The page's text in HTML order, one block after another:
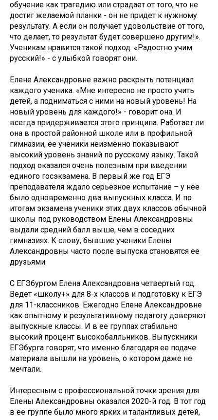
обучение как трагедию или страдает от того, что не
достиг желаемой планки - он не придет к нужному
результату. А если он получает удовольствие от того,
что делает, то результат будет совершено другим!».
Ученикам нравится такой подход. «Радостно учим
русский!» - с улыбкой говорят они.
Елене Александровне важно раскрыть потенциал
каждого ученика. «Мне интересно не просто учить
детей, а подниматься с ними на новый уровень! На
новый уровень для каждого!» - говорит она. И
всегда придерживается этого принципа. Работает ли
она в простой районной школе или в профильной
гимназии, ее ученики неизменно показывают
высокий уровень знаний по русскому языку. Такой
подход оказался очень полезным при введении
единого госэкзамена. В первый же год ЕГЭ
преподавателя ждало серьезное испытание – у нее
было одновременно два выпускных класса. И по
итогам экзамена ученики этих двух классов обычной
школы под руководством Елены Александровны
выдали средний балл выше, чем в соседних
гимназиях. К слову, бывшие ученики Елены
Александровны часто после выпуска становятся ее
друзьями.
С ЕГЭбургом Елена Александровна четвертый год.
Ведет «школу+» для 8-х классов и подготовку к ЕГЭ
для 11-классников. Ежегодно Елене Александровне
как опытному и результативному педагогу доверяют
выпускные классы. И в ее группах стабильно
высокий процент высокобалльников. Выпускники
ЕГЭбурга говорят, что именно благодаря ее подаче
материала вышли на уровень, о котором даже не
мечтали.
Интересным с профессиональной точки зрения для
Елены Александровны оказался 2020-й год. В тот год
в ее группе было много ярких и талантливых детей,